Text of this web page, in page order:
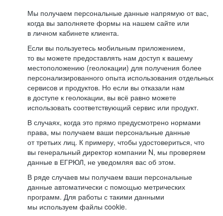
Мы получаем персональные данные напрямую от вас,
когда вы заполняете формы на нашем сайте или
в личном кабинете клиента.
Если вы пользуетесь мобильным приложением,
то вы можете предоставлять нам доступ к вашему
местоположению (геолокации) для получения более
персонализированного опыта использования отдельных
сервисов и продуктов. Но если вы отказали нам
в доступе к геолокации, вы всё равно можете
использовать соответствующий сервис или продукт.
В случаях, когда это прямо предусмотрено нормами
права, мы получаем ваши персональные данные
от третьих лиц. К примеру, чтобы удостовериться, что
вы генеральный директор компании N, мы проверяем
данные в ЕГРЮЛ, не уведомляя вас об этом.
В ряде случаев мы получаем ваши персональные
данные автоматически с помощью метрических
программ. Для работы с такими данными
мы используем файлы cookie.